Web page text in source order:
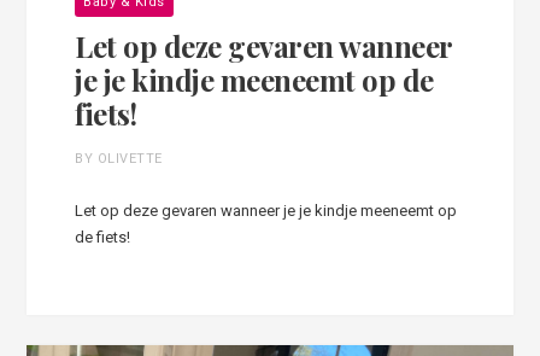
Let op deze gevaren wanneer
je je kindje meeneemt op de
fiets!
BY OLIVETTE
Let op deze gevaren wanneer je je kindje meeneemt op
de fiets!